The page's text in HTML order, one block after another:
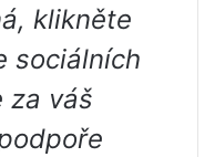
klikněte
sociálních
za váš